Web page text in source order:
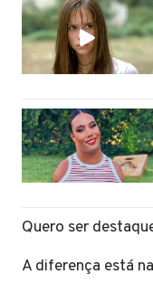
Quero ser
A diferença está